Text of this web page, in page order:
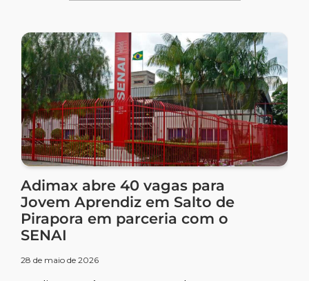
Adimax abre 40 vagas para
Jovem Aprendiz em Salto de
Pirapora em parceria com o
SENAI
28 de maio de 2026